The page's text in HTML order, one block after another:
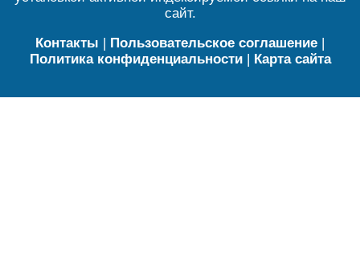
сайт.
Контакты | Пользовательское соглашение |
Политика конфиденциальности| Карта сайта